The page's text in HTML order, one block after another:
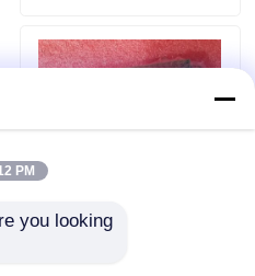
PM
you looking